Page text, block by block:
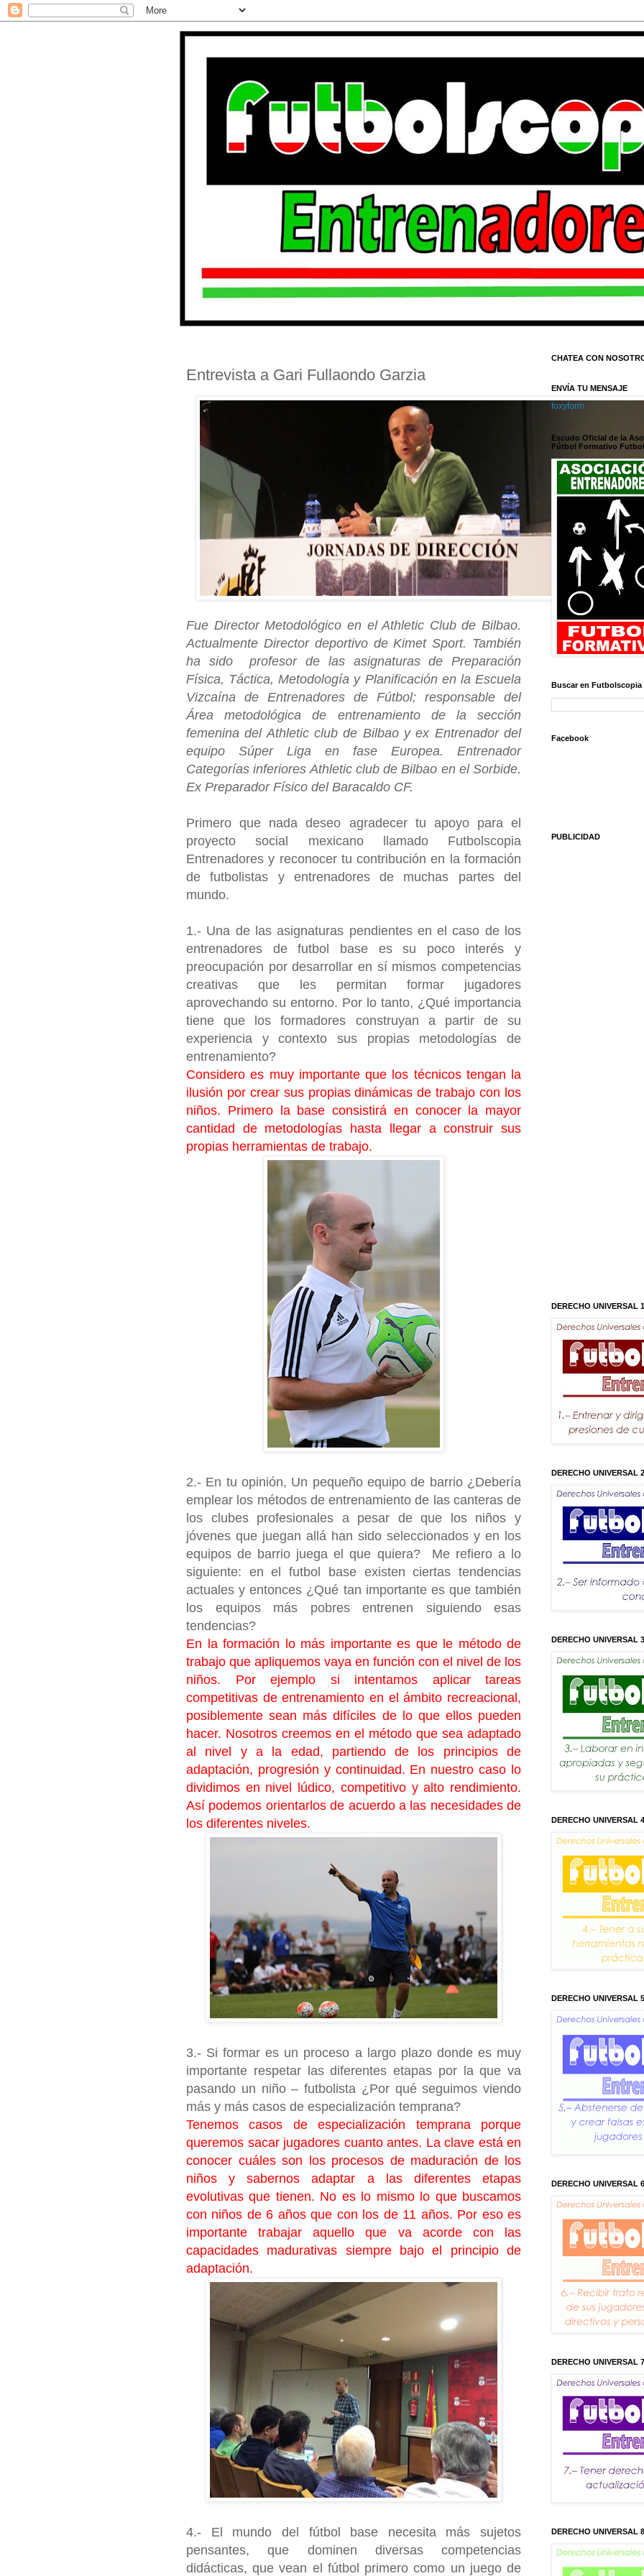
Entrevista a Gari Fullaondo Garzia
Fue Director Metodológico en el Athletic Club de Bilbao.
Actualmente Director deportivo de Kimet Sport. También
ha sido profesor de las asignaturas de Preparación
Física, Táctica, Metodología y Planificación en la Escuela
Vizcaína de Entrenadores de Fútbol; responsable del
Área metodológica de entrenamiento de la sección
femenina del Athletic club de Bilbao y ex Entrenador del
equipo Súper Liga en fase Europea. Entrenador
Categorías inferiores Athletic club de Bilbao en el Sorbide.
Ex Preparador Físico del Baracaldo CF.
Primero que nada deseo agradecer tu apoyo para el
proyecto social mexicano llamado Futbolscopia
Entrenadores y reconocer tu contribución en la formación
de futbolistas y entrenadores de muchas partes del
mundo.
1.- Una de las asignaturas pendientes en el caso de los
entrenadores de futbol base es su poco interés y
preocupación por desarrollar en sí mismos competencias
creativas que les permitan formar jugadores
aprovechando su entorno. Por lo tanto, ¿Qué importancia
tiene que los formadores construyan a partir de su
experiencia y contexto sus propias metodologías de
entrenamiento?
Considero es muy importante que los técnicos tengan la
ilusión por crear sus propias dinámicas de trabajo con los
niños. Primero la base consistirá en conocer la mayor
cantidad de metodologías hasta llegar a construir sus
propias herramientas de trabajo.
2.- En tu opinión, Un pequeño equipo de barrio ¿Debería
emplear los métodos de entrenamiento de las canteras de
los clubes profesionales a pesar de que los niños y
jóvenes que juegan allá han sido seleccionados y en los
equipos de barrio juega el que quiera? Me refiero a lo
siguiente: en el futbol base existen ciertas tendencias
actuales y entonces ¿Qué tan importante es que también
los equipos más pobres entrenen siguiendo esas
tendencias?
En la formación lo más importante es que le método de
trabajo que apliquemos vaya en función con el nivel de los
niños. Por ejemplo si intentamos aplicar tareas
competitivas de entrenamiento en el ámbito recreacional,
posiblemente sean más difíciles de lo que ellos pueden
hacer. Nosotros creemos en el método que sea adaptado
al nivel y a la edad, partiendo de los principios de
adaptación, progresión y continuidad. En nuestro caso lo
dividimos en nivel lúdico, competitivo y alto rendimiento.
Así podemos orientarlos de acuerdo a las necesidades de
los diferentes niveles.
3.- Si formar es un proceso a largo plazo donde es muy
importante respetar las diferentes etapas por la que va
pasando un niño – futbolista ¿Por qué seguimos viendo
más y más casos de especialización temprana?
Tenemos casos de especialización temprana porque
queremos sacar jugadores cuanto antes. La clave está en
conocer cuáles son los procesos de maduración de los
niños y sabernos adaptar a las diferentes etapas
evolutivas que tienen. No es lo mismo lo que buscamos
con niños de 6 años que con los de 11 años. Por eso es
importante trabajar aquello que va acorde con las
capacidades madurativas siempre bajo el principio de
adaptación.
4.- El mundo del fútbol base necesita más sujetos
pensantes, que dominen diversas competencias
didácticas, que vean el fútbol primero como un juego de
CHATEA CON
ENVÍA TU MENSAJE
foxyform
Escudo Oficial de la
Fútbol Formativo
Buscar en Futbolscopia
Facebook
PUBLICIDAD
DERECHO UNIVERSAL 1
DERECHO UNIVERSAL 2
DERECHO UNIVERSAL 3
DERECHO UNIVERSAL 4
DERECHO UNIVERSAL 5
DERECHO UNIVERSAL 6
DERECHO UNIVERSAL 7
DERECHO UNIVERSAL 8